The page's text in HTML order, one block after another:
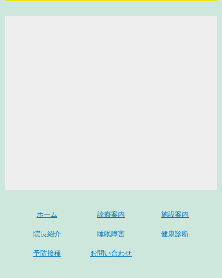
ホーム 診療案内 施設案内
院長紹介 睡眠障害 健康診断
予防接種 お問い合わせ